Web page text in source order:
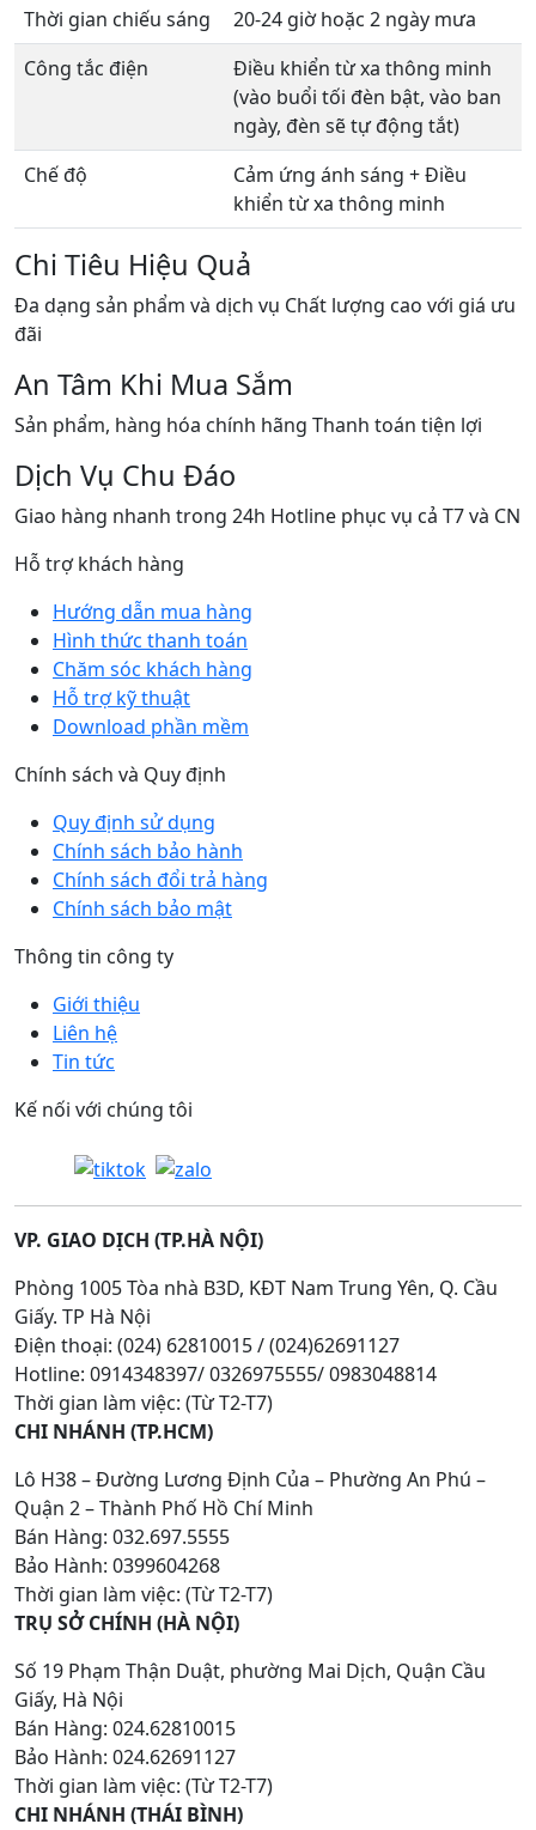
Thời gian chiếu sáng
20-24 giờ hoặc 2 ngày mưa
Công tắc điện
Điều khiển từ xa thông minh
(vào buổi tối đèn bật, vào ban
ngày, đèn sẽ tự động tắt)
Chế độ
Cảm ứng ánh sáng + Điều
khiển từ xa thông minh
Chi Tiêu Hiệu Quả
Đa dạng sản phẩm và dịch vụ Chất lượng cao với giá ưu
đãi
An Tâm Khi Mua Sắm
Sản phẩm, hàng hóa chính hãng Thanh toán tiện lợi
Dịch Vụ Chu Đáo
Giao hàng nhanh trong 24h Hotline phục vụ cả T7 và CN
Hỗ trợ khách hàng
Hướng dẫn mua hàng
Hình thức thanh toán
Chăm sóc khách hàng
Hỗ trợ kỹ thuật
Download phần mềm
Chính sách và Quy định
Quy định sử dụng
Chính sách bảo hành
Chính sách đổi trả hàng
Chính sách bảo mật
Thông tin công ty
Giới thiệu
Liên hệ
Tin tức
Kế nối với chúng tôi
VP. GIAO DỊCH (TP.HÀ NỘI)
Phòng 1005 Tòa nhà B3D, KĐT Nam Trung Yên, Q. Cầu
Giấy. TP Hà Nội
Điện thoại: (024) 62810015 / (024)62691127
Hotline: 0914348397/ 0326975555/ 0983048814
Thời gian làm việc: (Từ T2-T7)
CHI NHÁNH (TP.HCM)
Lô H38 – Đường Lương Định Của – Phường An Phú –
Quận 2 – Thành Phố Hồ Chí Minh
Bán Hàng: 032.697.5555
Bảo Hành: 0399604268
Thời gian làm việc: (Từ T2-T7)
TRỤ SỞ CHÍNH (HÀ NỘI)
Số 19 Phạm Thận Duật, phường Mai Dịch, Quận Cầu
Giấy, Hà Nội
Bán Hàng: 024.62810015
Bảo Hành: 024.62691127
Thời gian làm việc: (Từ T2-T7)
CHI NHÁNH (THÁI BÌNH)